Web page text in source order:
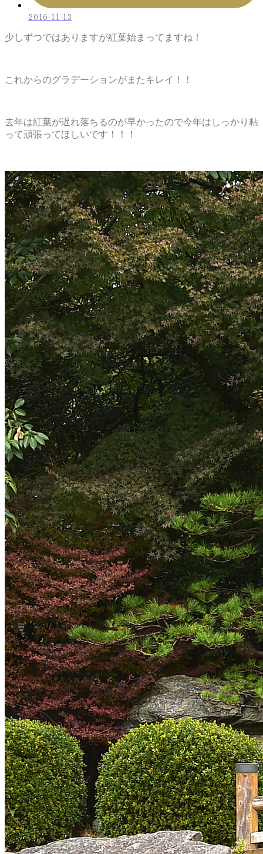
2016-11-13
少しずつではありますが紅葉始まってますね！
これからのグラデーションがまたキレイ！！
去年は紅葉が遅れ落ちるのが早かったので今年はしっかり粘
って頑張ってほしいです！！！